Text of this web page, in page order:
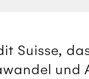
Suisse,
und